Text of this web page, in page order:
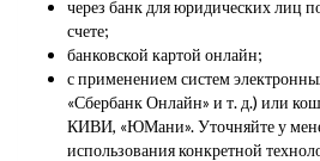
через банк для юридических лиц
счете;
банковской картой онлайн;
с применением систем
«Сбербанк Онлайн» и т. д.) или
КИВИ, «ЮМани». Уточняйте у
использования конкретной